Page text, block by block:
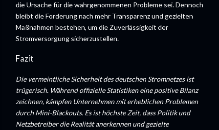
die Ursache für die wahrgenommenen Probleme sei. Dennoch
bleibt die Forderung nach mehr Transparenz und gezielten
Maßnahmen bestehen, um die Zuverlässigkeit der
Stromversorgung sicherzustellen.
Fazit
Die vermeintliche Sicherheit des deutschen Stromnetzes ist
trügerisch. Während offizielle Statistiken eine positive Bilanz
zeichnen, kämpfen Unternehmen mit erheblichen Problemen
durch Mini-Blackouts. Es ist höchste Zeit, dass Politik und
Netzbetreiber die Realität anerkennen und gezielte